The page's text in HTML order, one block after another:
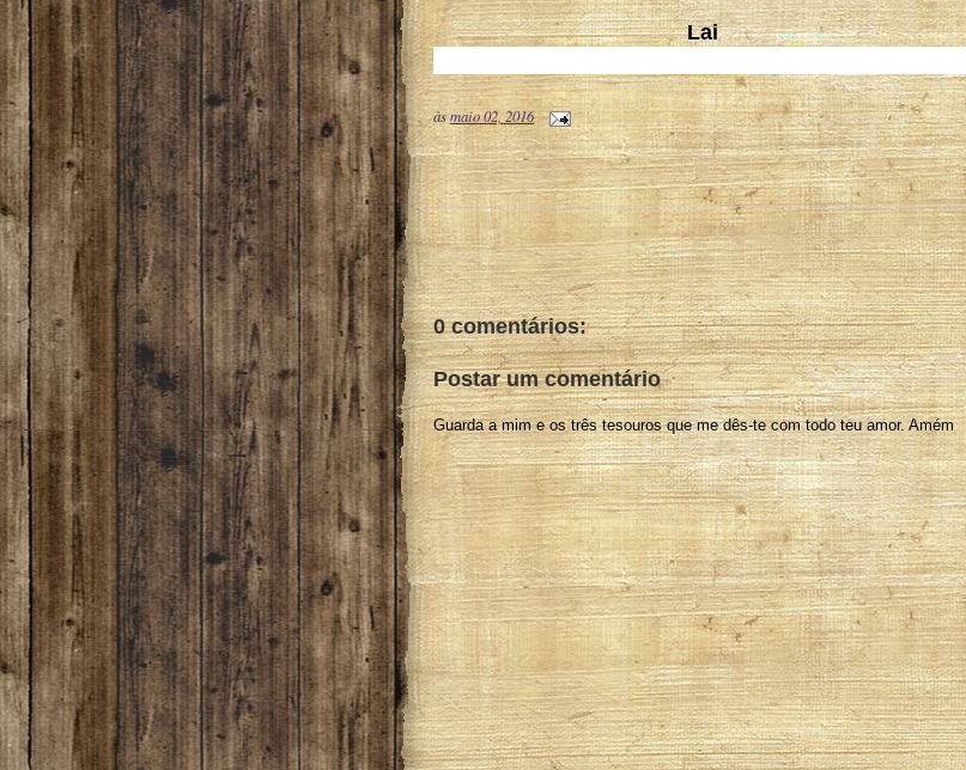
Lai
àsmaio 02, 2016
0 comentários:
Postar um comentário
Guarda a mim e os três tesouros que me dês-te com todo teu amor. Amém